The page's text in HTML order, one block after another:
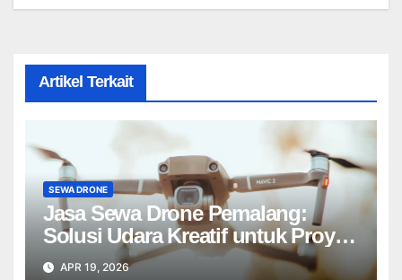
Artikel Terkait
SEWA DRONE
Jasa Sewa Drone Pemalang:
Solusi Udara Kreatif untuk Proyek
Anda Tanpa Batas】
APR 19, 2026